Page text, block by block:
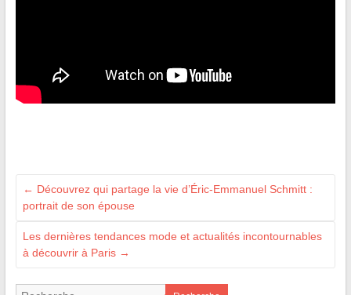
← Découvrez qui partage la vie d’Éric-Emmanuel Schmitt :
portrait de son épouse
Les dernières tendances mode et actualités incontournables
à découvrir à Paris →